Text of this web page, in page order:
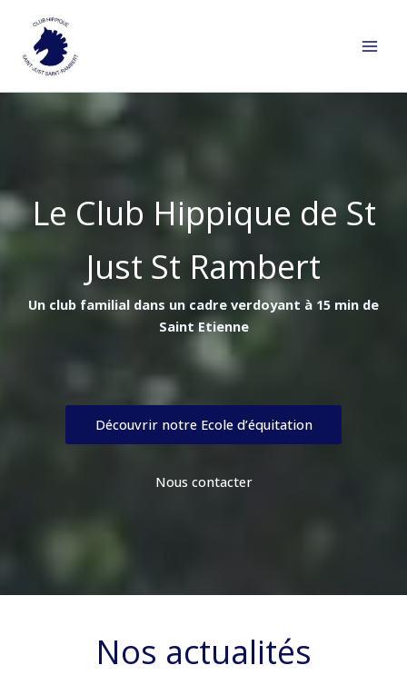
contenu
Le Club Hippique de St
Just St Rambert
Un club familial dans un cadre verdoyant à 15 min de
Saint Etienne
Découvrir notre Ecole d’équitation
Nous contacter
Nos actualités